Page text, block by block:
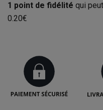
1 point de fidélité qui
0.20€